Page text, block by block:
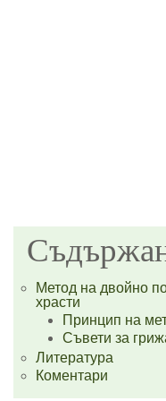
Метод на двойно
храсти
Принцип на
Съвети за
Литература
Коментари